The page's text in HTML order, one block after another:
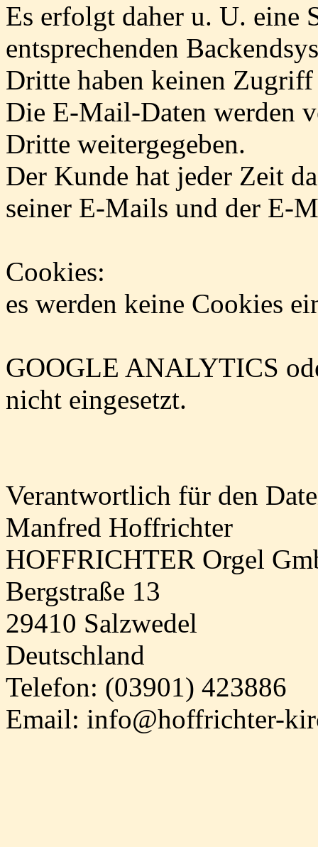
Es erfolgt daher u. U. eine
entsprechenden
Dritte haben keinen Zugriff
Die E-Mail-Daten werden
Dritte weitergegeben.
Der Kunde hat jeder Zeit
seiner E-Mails und der E-
Cookies:
es werden keine Cookies
GOOGLE ANALYTICS
nicht eingesetzt.
Verantwortlich für den
Manfred Hoffrichter
HOFFRICHTER Orgel
Bergstraße 13
29410 Salzwedel
Deutschland
Telefon: (03901) 423886
Email: info@hoffrichter-